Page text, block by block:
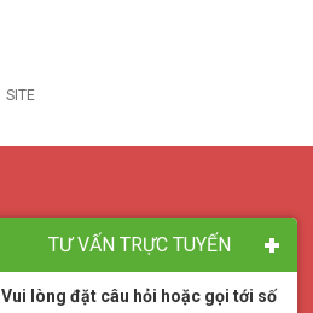
SITE
TƯ VẤN TRỰC TUYẾN
Vui lòng đặt câu hỏi hoặc gọi tới số